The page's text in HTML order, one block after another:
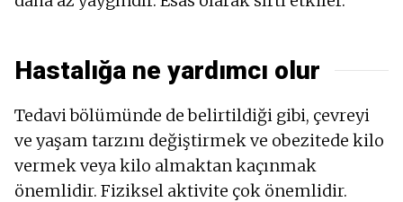
Hastalığa ne yardımcı olur
Tedavi bölümünde de belirtildiği gibi, çevreyi
ve yaşam tarzını değiştirmek ve obezitede kilo
vermek veya kilo almaktan kaçınmak
önemlidir. Fiziksel aktivite çok önemlidir.